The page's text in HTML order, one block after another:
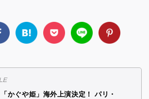
「かぐや姫」海外上演決定！ パリ・